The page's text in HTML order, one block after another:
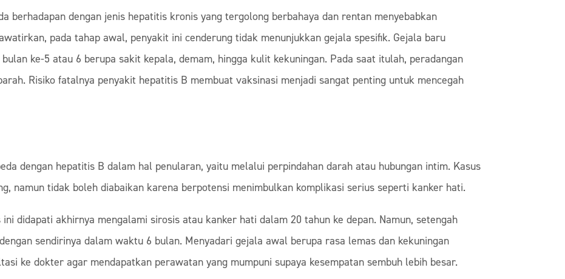
berhadapan dengan jenis hepatitis kronis yang tergolong berbahaya dan rentan menyebabkan
pada tahap awal, penyakit ini cenderung tidak menunjukkan gejala spesifik. Gejala baru
ke-5 atau 6 berupa sakit kepala, demam, hingga kulit kekuningan. Pada saat itulah, peradangan
Risiko fatalnya penyakit hepatitis B membuat vaksinasi menjadi sangat penting untuk mencegah
dengan hepatitis B dalam hal penularan, yaitu melalui perpindahan darah atau hubungan intim. Kasus
namun tidak boleh diabaikan karena berpotensi menimbulkan komplikasi serius seperti kanker hati.
didapati akhirnya mengalami sirosis atau kanker hati dalam 20 tahun ke depan. Namun, setengah
sendirinya dalam waktu 6 bulan. Menyadari gejala awal berupa rasa lemas dan kekuningan
ke dokter agar mendapatkan perawatan yang mumpuni supaya kesempatan sembuh lebih besar.